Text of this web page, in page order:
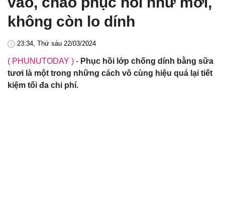
không còn lo dính
23:34, Thứ sáu 22/03/2024
( PHUNUTODAY ) - Phục hồi lớp chống dính bằng sữa
tươi là một trong những cách vô cùng hiệu quả lại tiết
kiệm tối đa chi phí.